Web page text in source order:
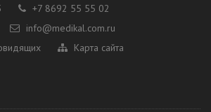
+7 8692 55 55 02
info@medikal.com.ru
Карта сайта